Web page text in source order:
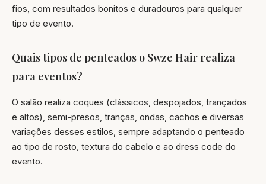
fios, com resultados bonitos e duradouros para qualquer
tipo de evento.
Quais tipos de penteados o Swze Hair realiza
para eventos?
O salão realiza coques (clássicos, despojados, trançados
e altos), semi-presos, tranças, ondas, cachos e diversas
variações desses estilos, sempre adaptando o penteado
ao tipo de rosto, textura do cabelo e ao dress code do
evento.